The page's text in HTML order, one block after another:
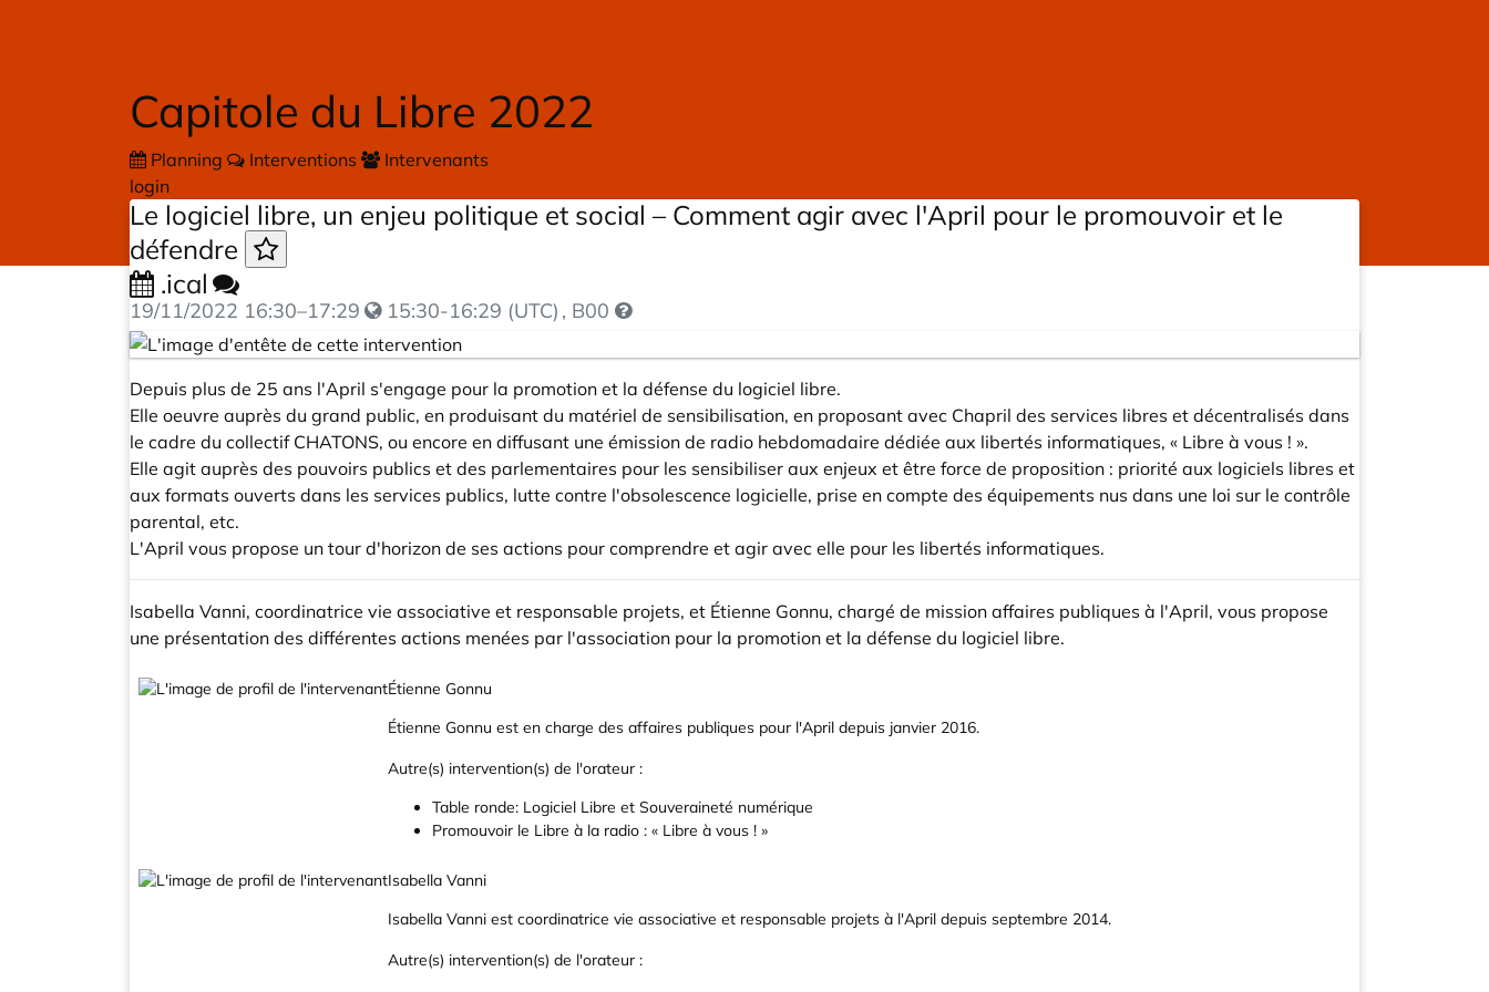
Capitole du Libre 2022
Planning Interventions
Intervenants
login
Le logiciel libre, un enjeu politique et social – Comment agir avec l'April pour le promouvoir et le
défendre
.ical
19/11/2022 16:30–17:29 15:30-16:29 (UTC) , B00
Depuis plus de 25 ans l'April s'engage pour la promotion et la défense du logiciel libre.
Elle oeuvre auprès du grand public, en produisant du matériel de sensibilisation, en proposant avec Chapril des services libres et décentralisés dans
le cadre du collectif CHATONS, ou encore en diffusant une émission de radio hebdomadaire dédiée aux libertés informatiques, « Libre à vous ! ».
Elle agit auprès des pouvoirs publics et des parlementaires pour les sensibiliser aux enjeux et être force de proposition : priorité aux logiciels libres et
aux formats ouverts dans les services publics, lutte contre l'obsolescence logicielle, prise en compte des équipements nus dans une loi sur le contrôle
parental, etc.
L'April vous propose un tour d'horizon de ses actions pour comprendre et agir avec elle pour les libertés informatiques.
Isabella Vanni, coordinatrice vie associative et responsable projets, et Étienne Gonnu, chargé de mission affaires publiques à l'April, vous propose
une présentation des différentes actions menées par l'association pour la promotion et la défense du logiciel libre.
Étienne Gonnu
Étienne Gonnu est en charge des affaires publiques pour l'April depuis janvier 2016.
Autre(s) intervention(s) de l'orateur :
Table ronde: Logiciel Libre et Souveraineté numérique
Promouvoir le Libre à la radio : « Libre à vous ! »
Isabella Vanni
Isabella Vanni est coordinatrice vie associative et responsable projets à l'April depuis septembre 2014.
Autre(s) intervention(s) de l'orateur :